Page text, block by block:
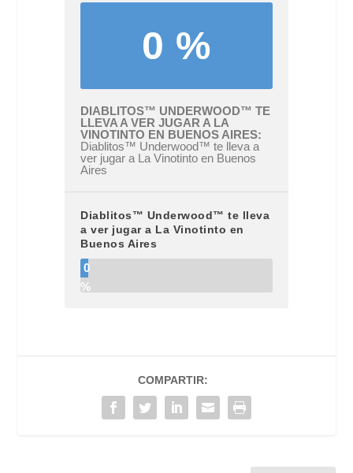
0 %
DIABLITOS™ UNDERWOOD™ TE
LLEVA A VER JUGAR A LA
VINOTINTO EN BUENOS AIRES
Diablitos™ Underwood™ te lleva a
ver jugar a La Vinotinto en Buenos
Aires
Diablitos™ Underwood™ te lleva
a ver jugar a La Vinotinto en
Buenos Aires
0
%
COMPARTIR: